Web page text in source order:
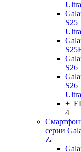
Ultra
S25
Ultra
S26
S26
Ultra
+
4
серии
Z